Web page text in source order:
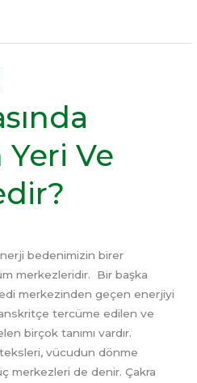
Yeri Ve
bedenimizin birer
merkezleridir. Bir başka
merkezinden geçen enerjiyi
tercüme edilen ve
birçok tanımı vardır.
vücudun dönme
merkezleri de denir. Çakra